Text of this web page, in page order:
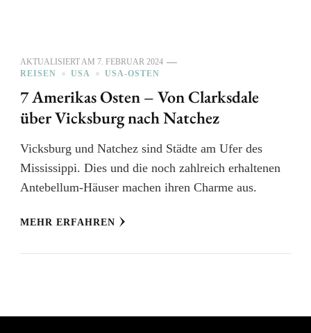
AKTUALISIERT AM 7. FEBRUAR 2024
REISEN
USA USA-OSTEN
7 Amerikas Osten – Von Clarksdale
über Vicksburg nach Natchez
Vicksburg und Natchez sind Städte am Ufer des
Mississippi. Dies und die noch zahlreich erhaltenen
Antebellum-Häuser machen ihren Charme aus.
MEHR ERFAHREN